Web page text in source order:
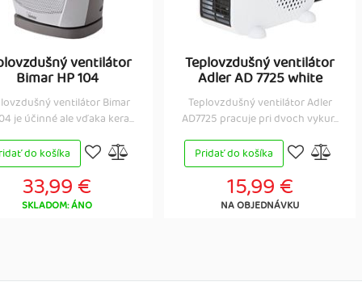
ventilátor
Bimar HP 104
ventilátor Bimar
je účinné ale vďaka kera...
do košíka
33,99 €
SKLADOM: ÁNO
Teplovzdušný ventilátor
Adler AD 7725 white
Teplovzdušný ventilátor Adler
AD7725 pracuje pri dvoch vykur...
Pridať do košíka
15,99 €
NA OBJEDNÁVKU